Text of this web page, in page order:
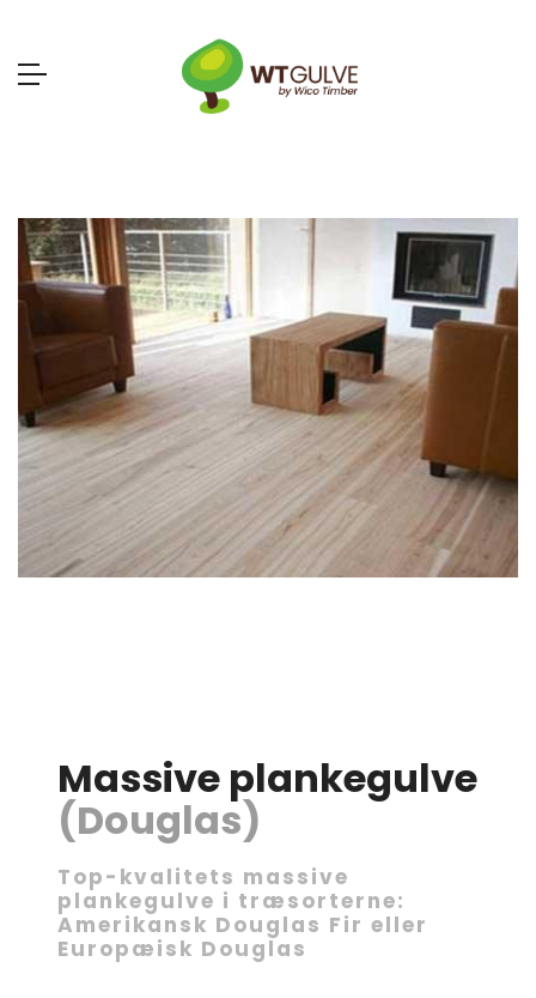
Massive plankegulve
(Douglas)
Top-kvalitets massive
plankegulve i træsorterne:
Amerikansk Douglas Fir eller
Europæisk Douglas